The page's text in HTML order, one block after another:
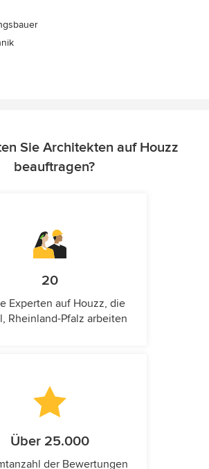
Sie Architekten auf Houzz
beauftragen?
20
Experten auf Houzz, die
Rheinland-Pfalz arbeiten
Über 25.000
der Bewertungen